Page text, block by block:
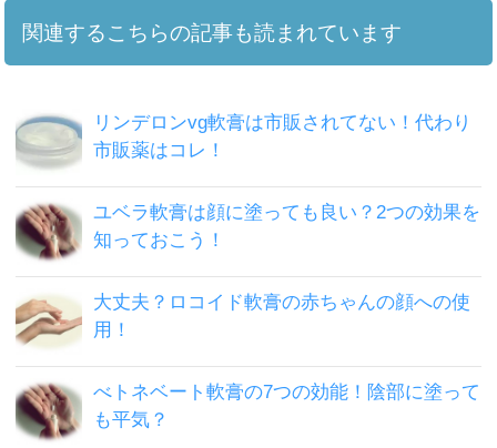
関連するこちらの記事も読まれています
リンデロンvg軟膏は市販されてない！代わり
市販薬はコレ！
ユベラ軟膏は顔に塗っても良い？2つの効果を
知っておこう！
大丈夫？ロコイド軟膏の赤ちゃんの顔への使
用！
べトネベート軟膏の7つの効能！陰部に塗って
も平気？